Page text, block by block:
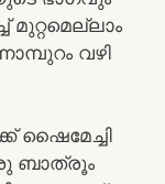
മുറ്റമെല്ലാം
വഴി
ഷൈമേച്ചി
ബാത്രൂം